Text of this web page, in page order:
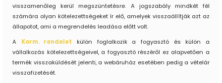
visszamenőleg kerül megszüntetésre. A jogszabály mindkét fél
számára olyan kötelezettségeket ír elő, amelyek visszaállítják azt az
állapotot, ami a megrendelés leadása előtt volt.
A Korm. rendelet külön foglalkozik a fogyasztó és külön a
vállalkozás kötelezettségeivel, a fogyasztó részéről ez alapvetően a
termék visszaküldését jelenti, a webáruház esetében pedig a vételár
visszafizetését.